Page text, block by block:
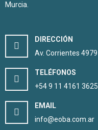
Murcia.
DIRECCIÓN
Av. Corrientes
TELÉFONOS
+54 9 11 4161
EMAIL
info@eoba.com.ar